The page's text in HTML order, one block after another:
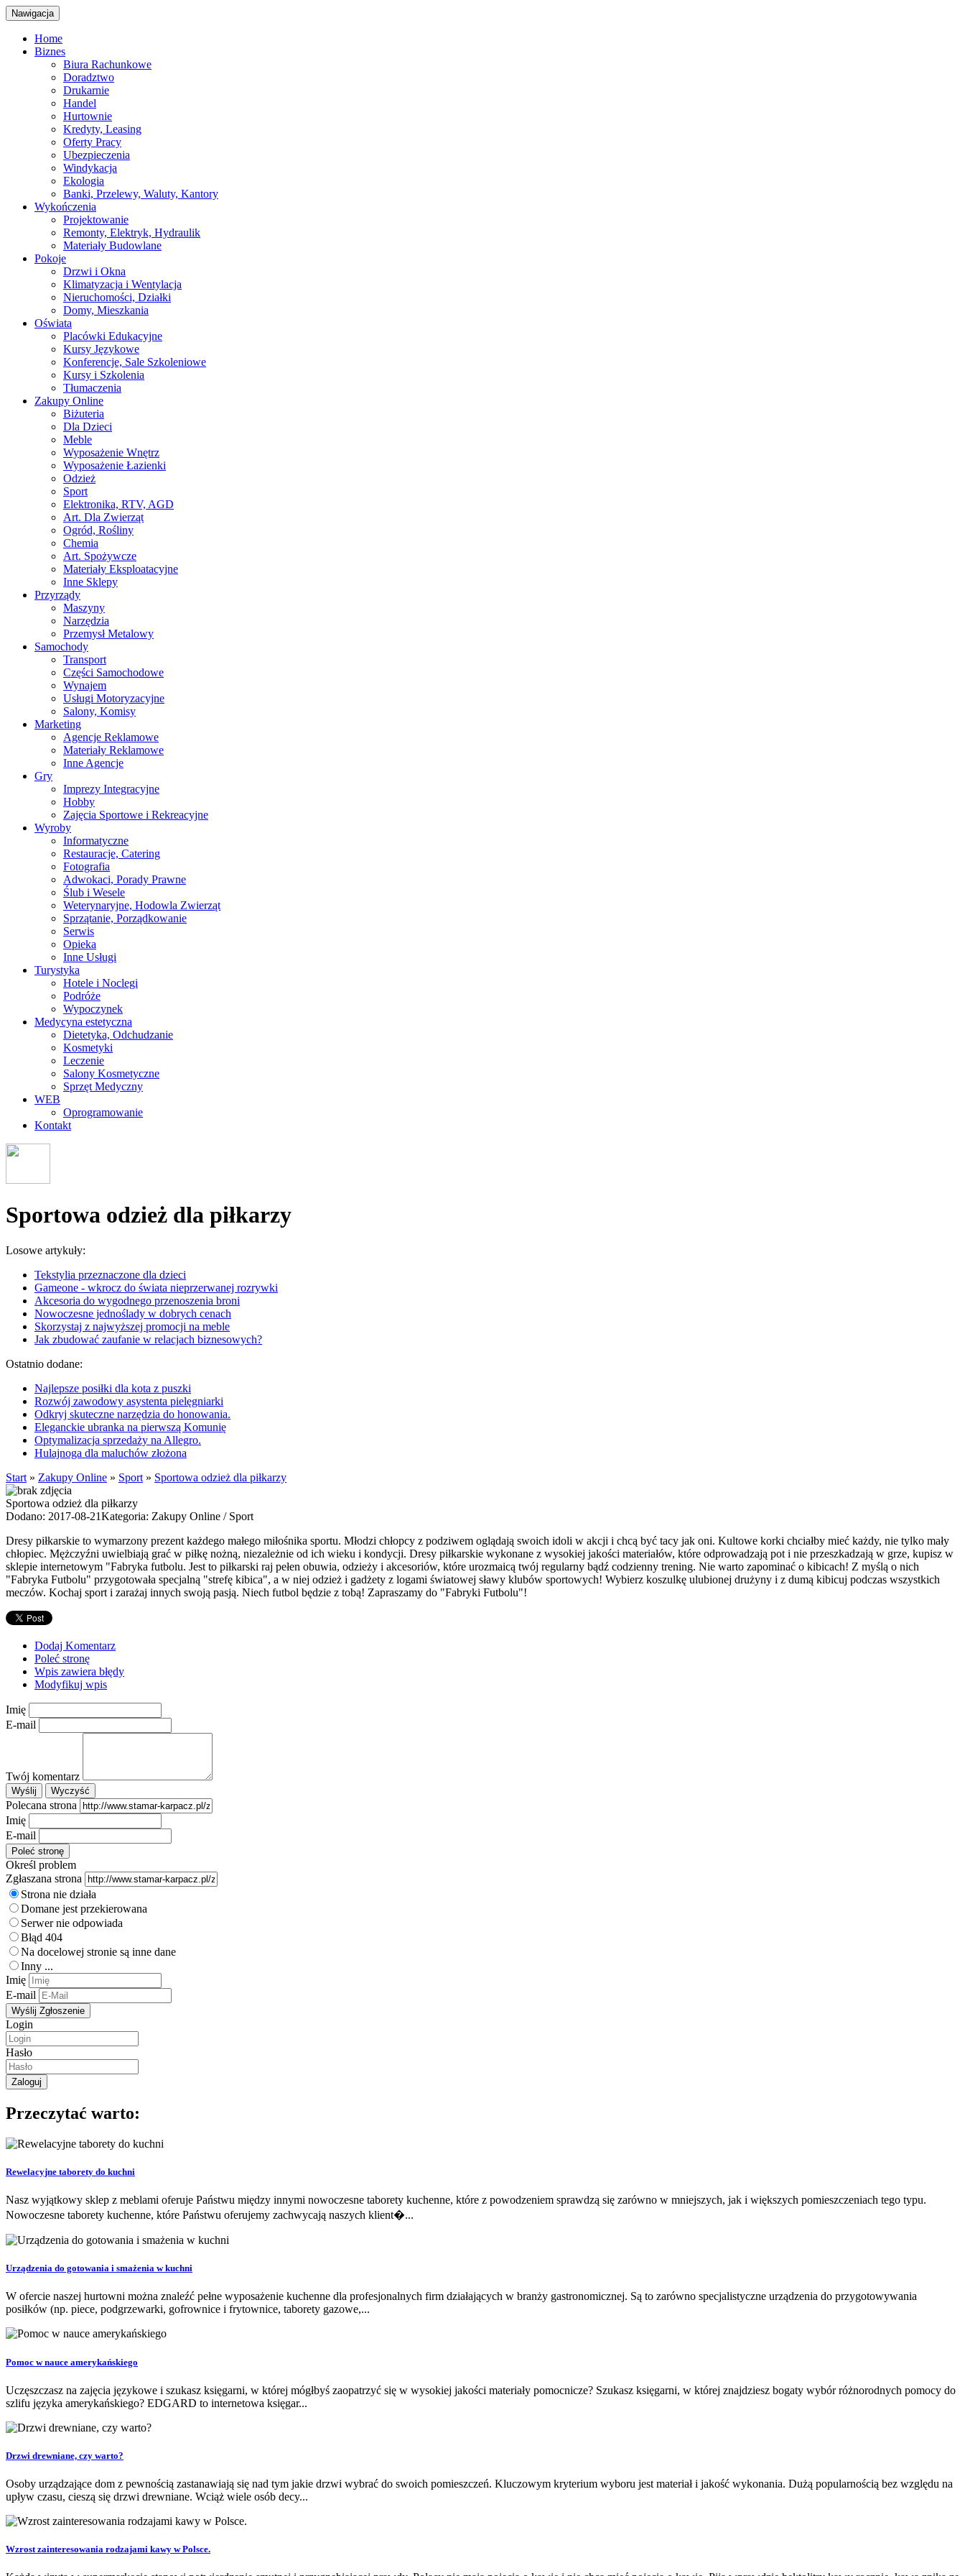
Nawigacja
Home
Biznes
Biura Rachunkowe
Doradztwo
Drukarnie
Handel
Hurtownie
Kredyty, Leasing
Oferty Pracy
Ubezpieczenia
Windykacja
Ekologia
Banki, Przelewy, Waluty, Kantory
Wykończenia
Projektowanie
Remonty, Elektryk, Hydraulik
Materiały Budowlane
Pokoje
Drzwi i Okna
Klimatyzacja i Wentylacja
Nieruchomości, Działki
Domy, Mieszkania
Oświata
Placówki Edukacyjne
Kursy Językowe
Konferencje, Sale Szkoleniowe
Kursy i Szkolenia
Tłumaczenia
Zakupy Online
Biżuteria
Dla Dzieci
Meble
Wyposażenie Wnętrz
Wyposażenie Łazienki
Odzież
Sport
Elektronika, RTV, AGD
Art. Dla Zwierząt
Ogród, Rośliny
Chemia
Art. Spożywcze
Materiały Eksploatacyjne
Inne Sklepy
Przyrządy
Maszyny
Narzędzia
Przemysł Metalowy
Samochody
Transport
Części Samochodowe
Wynajem
Usługi Motoryzacyjne
Salony, Komisy
Marketing
Agencje Reklamowe
Materiały Reklamowe
Inne Agencje
Gry
Imprezy Integracyjne
Hobby
Zajęcia Sportowe i Rekreacyjne
Wyroby
Informatyczne
Restauracje, Catering
Fotografia
Adwokaci, Porady Prawne
Ślub i Wesele
Weterynaryjne, Hodowla Zwierząt
Sprzątanie, Porządkowanie
Serwis
Opieka
Inne Usługi
Turystyka
Hotele i Noclegi
Podróże
Wypoczynek
Medycyna estetyczna
Dietetyka, Odchudzanie
Kosmetyki
Leczenie
Salony Kosmetyczne
Sprzęt Medyczny
WEB
Oprogramowanie
Kontakt
Sportowa odzież dla piłkarzy
Losowe artykuły:
Tekstylia przeznaczone dla dzieci
Gameone - wkrocz do świata nieprzerwanej rozrywki
Akcesoria do wygodnego przenoszenia broni
Nowoczesne jednoślady w dobrych cenach
Skorzystaj z najwyższej promocji na meble
Jak zbudować zaufanie w relacjach biznesowych?
Ostatnio dodane:
Najlepsze posiłki dla kota z puszki
Rozwój zawodowy asystenta pielęgniarki
Odkryj skuteczne narzędzia do honowania.
Eleganckie ubranka na pierwszą Komunię
Optymalizacja sprzedaży na Allegro.
Hulajnoga dla maluchów złożona
Start » Zakupy Online » Sport » Sportowa odzież dla piłkarzy
Sportowa odzież dla piłkarzy
Dodano: 2017-08-21Kategoria: Zakupy Online / Sport
Dresy piłkarskie to wymarzony prezent każdego małego miłośnika sportu. Młodzi chłopcy z podziwem oglądają swoich idoli w akcji i chcą być tacy jak oni. Kultowe korki chciałby mieć każdy, nie tylko mały
chłopiec. Mężczyźni uwielbiają grać w piłkę nożną, niezależnie od ich wieku i kondycji. Dresy piłkarskie wykonane z wysokiej jakości materiałów, które odprowadzają pot i nie przeszkadzają w grze, kupisz w
sklepie internetowym "Fabryka futbolu. Jest to piłkarski raj pełen obuwia, odzieży i akcesoriów, które urozmaicą twój regularny bądź codzienny trening. Nie warto zapominać o kibicach! Z myślą o nich
"Fabryka Futbolu" przygotowała specjalną "strefę kibica", a w niej odzież i gadżety z logami światowej sławy klubów sportowych! Wybierz koszulkę ulubionej drużyny i z dumą kibicuj podczas wszystkich
meczów. Kochaj sport i zarażaj innych swoją pasją. Niech futbol będzie z tobą! Zapraszamy do "Fabryki Futbolu"!
Dodaj Komentarz
Poleć stronę
Wpis zawiera błędy
Modyfikuj wpis
Imię
E-mail
Twój komentarz
Polecana strona
Imię
E-mail
Określ problem
Zgłaszana strona
Strona nie działa
Domane jest przekierowana
Serwer nie odpowiada
Błąd 404
Na docelowej stronie są inne dane
Inny ...
Imię
E-mail
Login
Hasło
Przeczytać warto:
Rewelacyjne taborety do kuchni
Nasz wyjątkowy sklep z meblami oferuje Państwu między innymi nowoczesne taborety kuchenne, które z powodzeniem sprawdzą się zarówno w mniejszych, jak i większych pomieszczeniach tego typu.
Nowoczesne taborety kuchenne, które Państwu oferujemy zachwycają naszych klient�...
Urządzenia do gotowania i smażenia w kuchni
W ofercie naszej hurtowni można znaleźć pełne wyposażenie kuchenne dla profesjonalnych firm działających w branży gastronomicznej. Są to zarówno specjalistyczne urządzenia do przygotowywania
posiłków (np. piece, podgrzewarki, gofrownice i frytownice, taborety gazowe,...
Pomoc w nauce amerykańskiego
Uczęszczasz na zajęcia językowe i szukasz księgarni, w której mógłbyś zaopatrzyć się w wysokiej jakości materiały pomocnicze? Szukasz księgarni, w której znajdziesz bogaty wybór różnorodnych pomocy do
szlifu języka amerykańskiego? EDGARD to internetowa księgar...
Drzwi drewniane, czy warto?
Osoby urządzające dom z pewnością zastanawiają się nad tym jakie drzwi wybrać do swoich pomieszczeń. Kluczowym kryterium wyboru jest materiał i jakość wykonania. Dużą popularnością bez względu na
upływ czasu, cieszą się drzwi drewniane. Wciąż wiele osób decy...
Wzrost zainteresowania rodzajami kawy w Polsce.